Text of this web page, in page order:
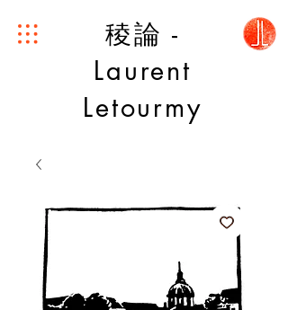
稜論 -
Laurent
Letourmy